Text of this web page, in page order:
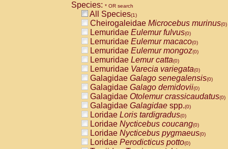
CebidaeCebus capucinus
CebidaeCebus nigrivittatus
CebidaeCebus spp.(0)
CebidaeSaimiri boliviensis(0)
CebidaeSaimiri sciureus(0)
AtelidaeAlouatta caraya(0)
AtelidaeAlouatta fusca(0)
AtelidaeAlouatta seniculus(0)
AtelidaeAlouattaspp.(0)
AtelidaeAteles belzebuth(0)
AtelidaeAteles geoffroyi(0)
AtelidaeAteles paniscus(0)
AtelidaeAtelesspp.(0)
AtelidaeLagothrix lagothricha(0)
AtelidaeLagothrix lagothricha cana
PitheciidaeCacajao calvus
Species: * OR search
All Species(1)
Cheirogaleidae Microcebus murinus(0)
Lemuridae Eulemur fulvus(0)
Lemuridae Eulemur macaco(0)
Lemuridae Eulemur mongoz(0)
Lemuridae Lemur catta(0)
Lemuridae Varecia variegata(0)
Galagidae Galago senegalensis(0)
Galagidae Galago demidovii(0)
Galagidae Otolemur crassicaudatus(0)
Galagidae Galagidae spp.(0)
Loridae Loris tardigradus(0)
Loridae Nycticebus coucang(0)
Loridae Nycticebus pygmaeus(0)
Loridae Perodicticus potto(0)